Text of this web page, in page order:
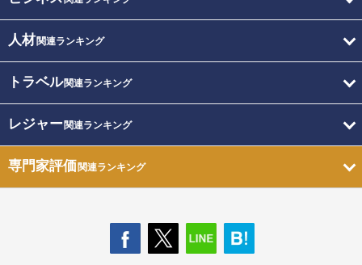
人材関連ランキング
トラベル関連ランキング
レジャー関連ランキング
専門家評価関連ランキング